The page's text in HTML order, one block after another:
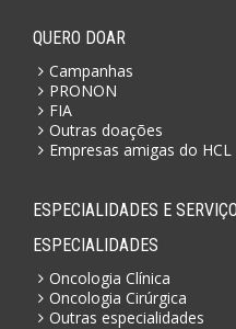
QUERO DOAR
Campanhas
PRONON
FIA
Outras doações
Empresas amigas do HCL
ESPECIALIDADES E
ESPECIALIDADES
Oncologia Clínica
Oncologia Cirúrgica
Outras especialidades